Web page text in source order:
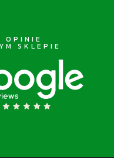
OPINIE
SKLEPIE